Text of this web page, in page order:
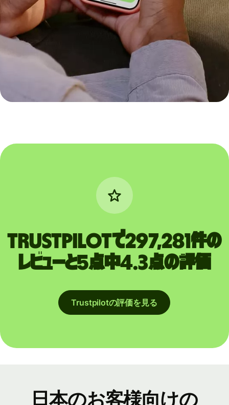
Trustpilotで297,281件の
レビューと5点中4.3点の評価
Trustpilotの評価を見る
日本のお客様向けの